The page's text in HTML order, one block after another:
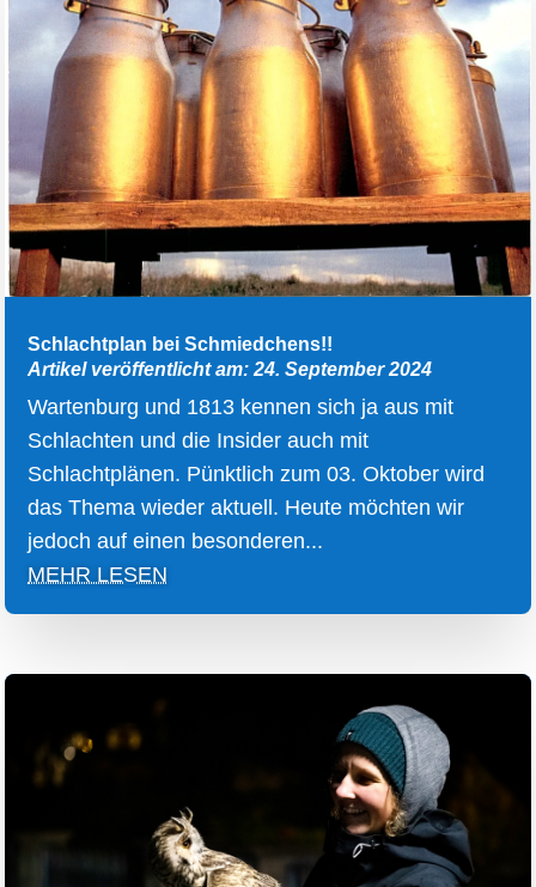
Schlachtplan bei Schmiedchens!!
Artikel veröffentlicht am: 24. September 2024
Wartenburg und 1813 kennen sich ja aus mit
Schlachten und die Insider auch mit
Schlachtplänen. Pünktlich zum 03. Oktober wird
das Thema wieder aktuell. Heute möchten wir
jedoch auf einen besonderen...
MEHR LESEN